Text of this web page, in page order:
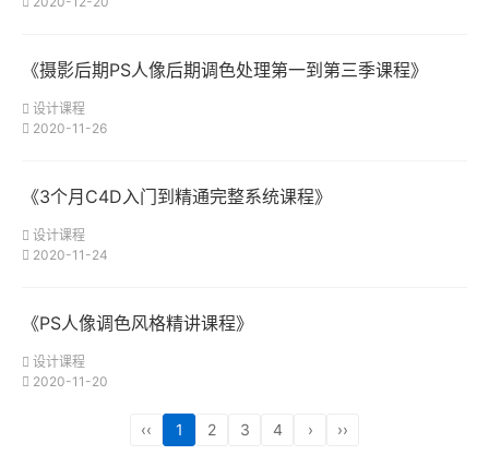
《摄影后期PS人像后期调色处理第一到第三季课程》
设计课程
2020-11-26
《3个月C4D入门到精通完整系统课程》
设计课程
2020-11-24
《PS人像调色风格精讲课程》
设计课程
2020-11-20
‹‹ 1 2 3 4 › ››